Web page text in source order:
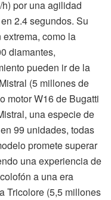
por una agilidad
2.4 segundos. Su
como la
diamantes,
pueden ir de la
(5 millones de
motor W16 de Bugatti
una especie de
99 unidades, todas
promete superar
una experiencia de
a una era
Tricolore (5,5 millones